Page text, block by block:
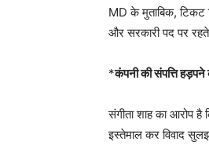
MD के मुताबिक, टिकट
और सरकारी पद पर
*कंपनी की संपत्ति
संगीता शाह का आरोप
इस्तेमाल कर विवाद